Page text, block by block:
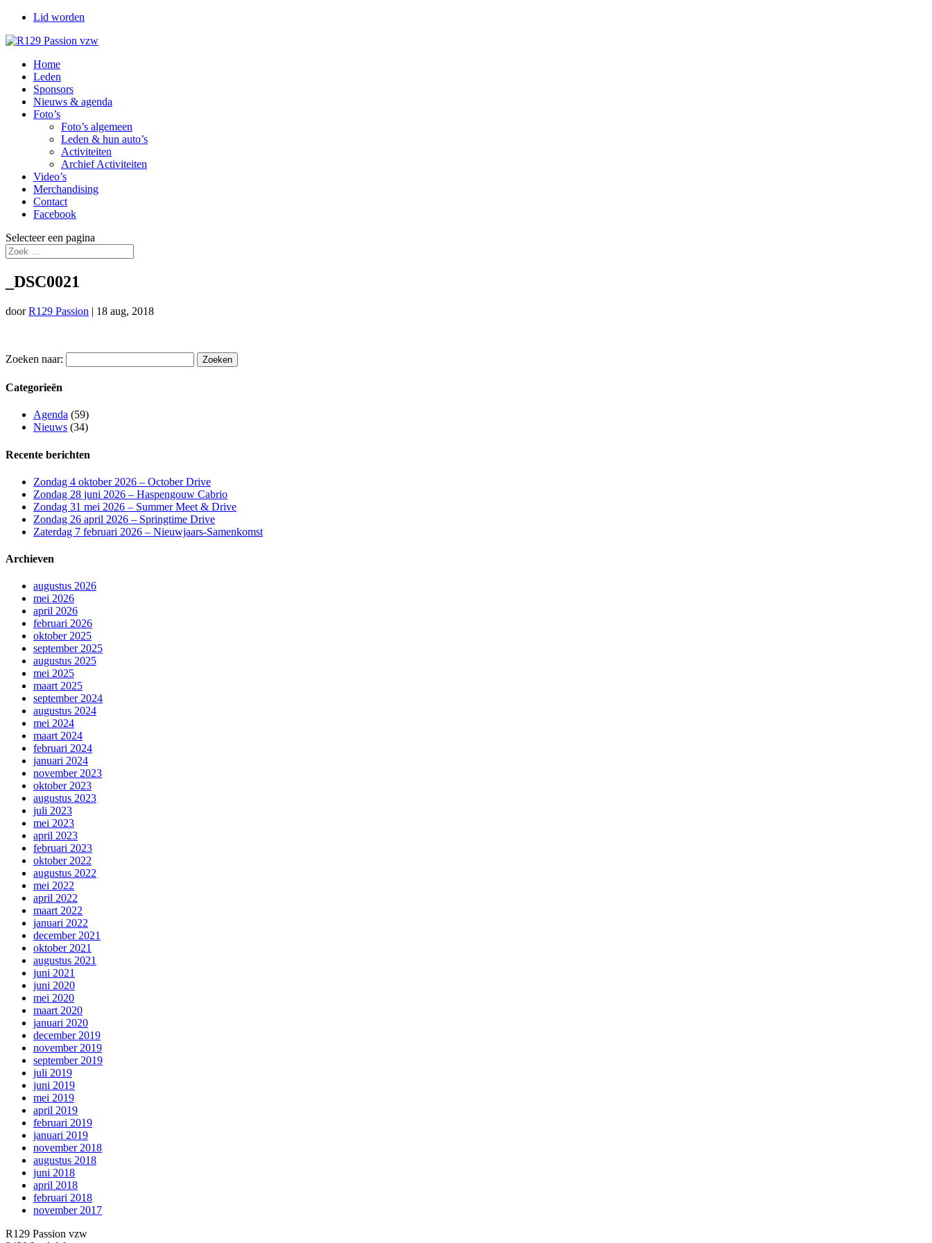
Lid worden
Home
Leden
Sponsors
Nieuws & agenda
Foto’s
Foto’s algemeen
Leden & hun auto’s
Activiteiten
Archief Activiteiten
Video’s
Merchandising
Contact
Facebook
Selecteer een pagina
_DSC0021
doorR129 Passion | 18 aug, 2018
Zoeken naar:
Categorieën
Agenda (59)
Nieuws (34)
Recente berichten
Zondag 4 oktober 2026 – October Drive
Zondag 28 juni 2026 – Haspengouw Cabrio
Zondag 31 mei 2026 – Summer Meet & Drive
Zondag 26 april 2026 – Springtime Drive
Zaterdag 7 februari 2026 – Nieuwjaars-Samenkomst
Archieven
augustus 2026
mei 2026
april 2026
februari 2026
oktober 2025
september 2025
augustus 2025
mei 2025
maart 2025
september 2024
augustus 2024
mei 2024
maart 2024
februari 2024
januari 2024
november 2023
oktober 2023
augustus 2023
juli 2023
mei 2023
april 2023
februari 2023
oktober 2022
augustus 2022
mei 2022
april 2022
maart 2022
januari 2022
december 2021
oktober 2021
augustus 2021
juni 2021
juni 2020
mei 2020
maart 2020
januari 2020
december 2019
november 2019
september 2019
juli 2019
juni 2019
mei 2019
april 2019
februari 2019
januari 2019
november 2018
augustus 2018
juni 2018
april 2018
februari 2018
november 2017
R129 Passion vzw